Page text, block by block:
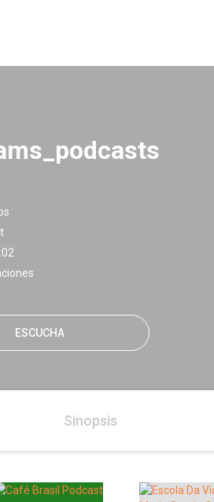
ESCUCHA
Sinopsis